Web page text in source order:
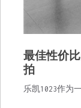
最佳性价
拍
乐凯1023作为